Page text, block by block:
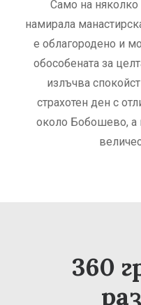
Само на няколко
намирала
е облагородено и
обособената за
излъчва
страхотен ден с
около Бобошево, а
360